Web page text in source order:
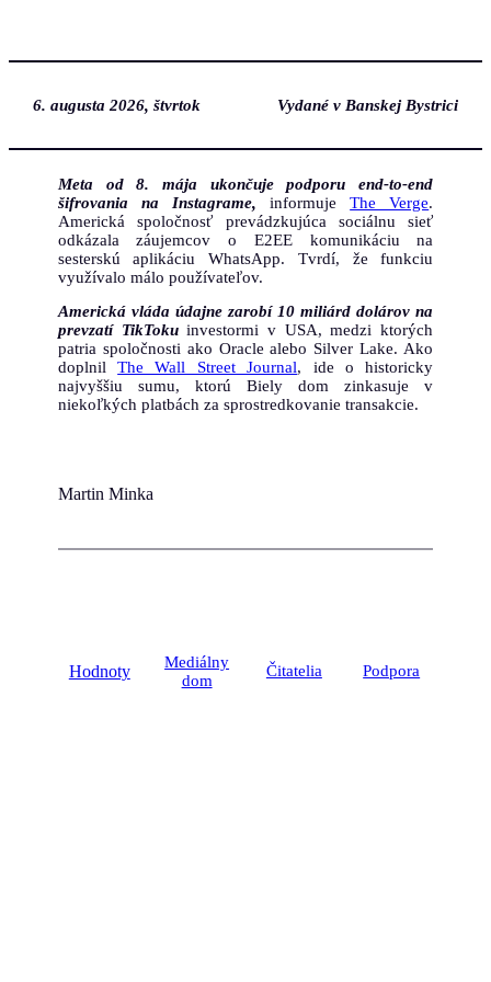
6. augusta 2026, štvrtok Vydané v Banskej Bystrici
Meta od 8. mája ukončuje podporu end-to-end
šifrovania na Instagrame, informujeThe Verge.
Americká spoločnosť prevádzkujúca sociálnu sieť
odkázala záujemcov o E2EE komunikáciu na
sesterskú aplikáciu WhatsApp. Tvrdí, že funkciu
využívalo málo používateľov.
Americká vláda údajne zarobí 10 miliárd dolárov na
prevzatí TikTokuinvestormi v USA, medzi ktorých
patria spoločnosti ako Oracle alebo Silver Lake. Ako
doplnilThe Wall Street Journal, ide o historicky
najvyššiu sumu, ktorú Biely dom zinkasuje v
niekoľkých platbách za sprostredkovanie transakcie.
Martin Minka
Hodnoty
Mediálny
dom
Čitatelia Podpora